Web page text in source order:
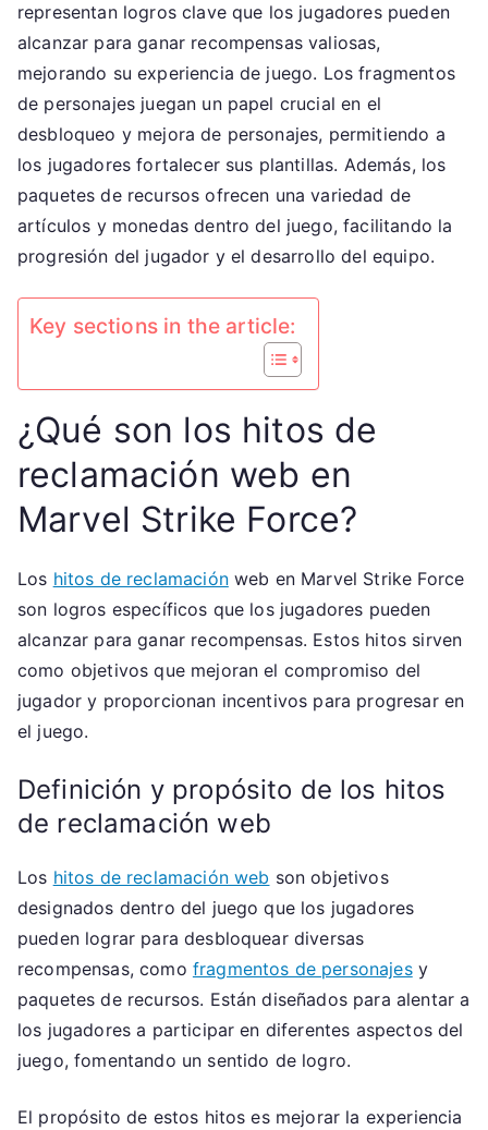
Artículos:
de
Fragmentos
de
Personaje,
Paquetes
de
representan logros clave que los jugadores pueden
alcanzar para ganar recompensas valiosas,
mejorando su experiencia de juego. Los fragmentos
de personajes juegan un papel crucial en el
desbloqueo y mejora de personajes, permitiendo a
los jugadores fortalecer sus plantillas. Además, los
paquetes de recursos ofrecen una variedad de
artículos y monedas dentro del juego, facilitando la
progresión del jugador y el desarrollo del equipo.
Key sections in the article:
¿Qué son los hitos de
reclamación web en
Marvel Strike Force?
Los hitos de reclamaciónweb en Marvel Strike Force
son logros específicos que los jugadores pueden
alcanzar para ganar recompensas. Estos hitos sirven
como objetivos que mejoran el compromiso del
jugador y proporcionan incentivos para progresar en
el juego.
Definición y propósito de los hitos
de reclamación web
Los hitos de reclamación web son objetivos
designados dentro del juego que los jugadores
pueden lograr para desbloquear diversas
recompensas, como fragmentos de personajesy
paquetes de recursos. Están diseñados para alentar a
los jugadores a participar en diferentes aspectos del
juego, fomentando un sentido de logro.
El propósito de estos hitos es mejorar la experiencia